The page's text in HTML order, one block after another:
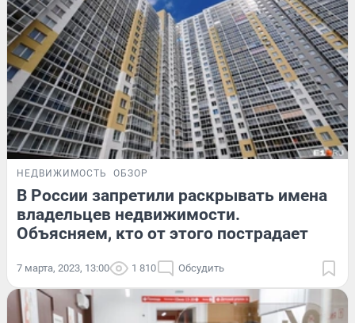
НЕДВИЖИМОСТЬ ОБЗОР
В России запретили раскрывать имена
владельцев недвижимости.
Объясняем, кто от этого пострадает
7 марта, 2023, 13:00 1 810 Обсудить